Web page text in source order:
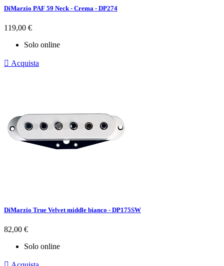
DiMarzio PAF 59 Neck - Crema - DP274
Prezzo
119,00 €
Solo online
 Acquista
DiMarzio True Velvet middle bianco - DP175SW
Prezzo
82,00 €
Solo online